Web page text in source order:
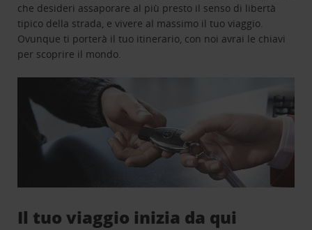
che desideri assaporare al più presto il senso di libertà
tipico della strada, e vivere al massimo il tuo viaggio.
Ovunque ti porterà il tuo itinerario, con noi avrai le chiavi
per scoprire il mondo.
Il tuo viaggio inizia da qui